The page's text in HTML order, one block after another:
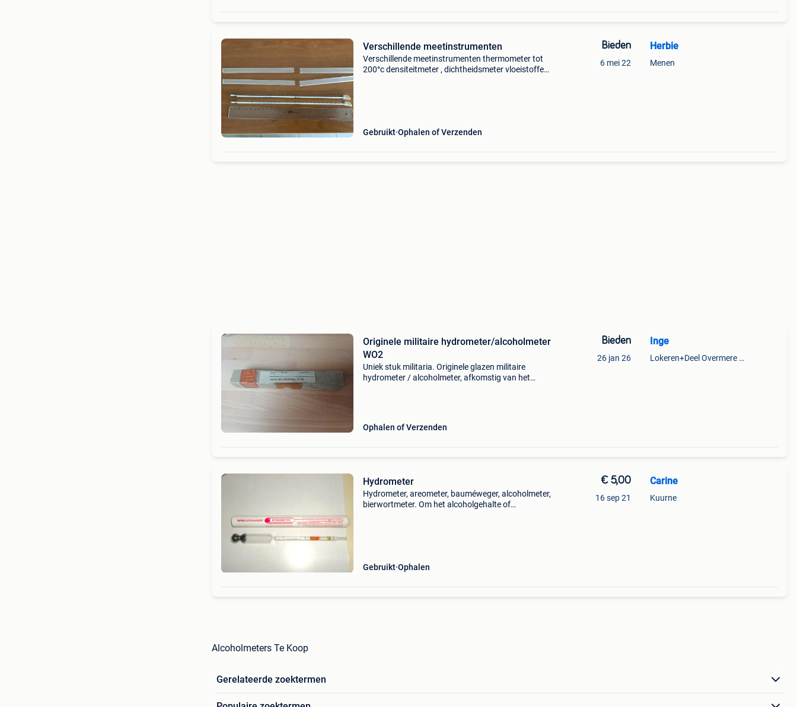
Verschillende meetinstrumenten
Verschillende meetinstrumenten thermometer tot
200°c densiteitmeter , dichtheidsmeter vloeistoffen
Gebruikt Ophalen of Verzenden
Bieden
6 mei 22
Herbie
Menen
Originele militaire hydrometer/alcoholmeter
WO2
Uniek stuk militaria. Originele glazen militaire
hydrometer / alcoholmeter, afkomstig van het
Ophalen of Verzenden
Bieden
26 jan 26
Inge
Lokeren+Deel Overmere En Zele
Hydrometer
Hydrometer, areometer, bauméweger, alcoholmeter,
bierwortmeter. Om het alcoholgehalte of
Gebruikt Ophalen
€ 5,00
16 sep 21
Carine
Kuurne
Alcoholmeters Te Koop
Gerelateerde zoektermen